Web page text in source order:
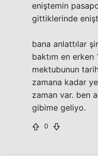
eniştemin
gittiklerinde
bana anlattılar
baktım en erken
mektubunun
zamana kadar
zaman var. ben
gibime geliyo.
0